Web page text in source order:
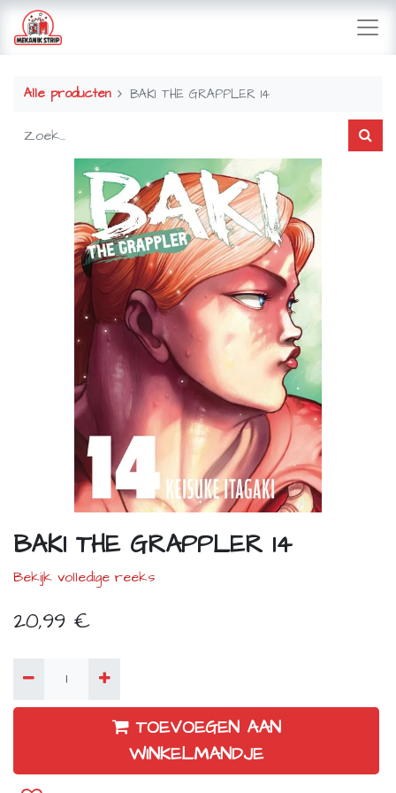
Alle producten BAKI THE GRAPPLER 14
BAKI THE GRAPPLER 14
Bekijk volledige reeks
20,99 €
TOEVOEGEN AAN
WINKELMANDJE